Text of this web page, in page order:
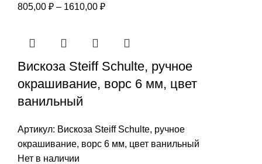
805,00 ₽ – 1610,00 ₽Диапазон
1610,00 ₽
Вискоза Steiff Schulte, ручное
окрашивание, ворс 6 мм, цвет
ванильный
Артикул: Вискоза Steiff Schulte, ручное
окрашивание, ворс 6 мм, цвет ванильный
Нет в наличии